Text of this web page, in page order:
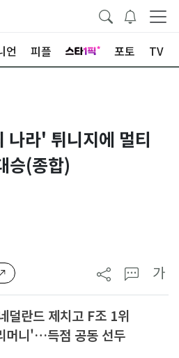
언 피플 포토 TV
라' 튀니지에 멀티
승(종합)
가
덜란드 제치고 F조 1위
머니'…득점 공동 선두